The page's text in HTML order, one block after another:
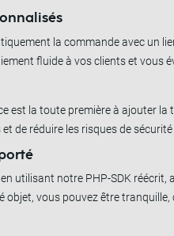
la commande avec un
fluide à vos clients et vous
est la toute première à ajouter la
de réduire les risques de
utilisant notre PHP-SDK
objet, vous pouvez être